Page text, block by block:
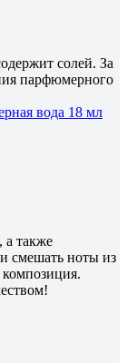
солей. За
парфюмерного
вода 18 мл
а также
смешать ноты из
композиция.